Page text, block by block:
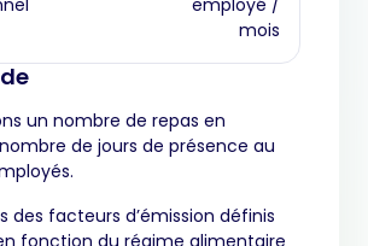
employé /
mois
un nombre de repas en
de jours de présence au
des facteurs d’émission définis